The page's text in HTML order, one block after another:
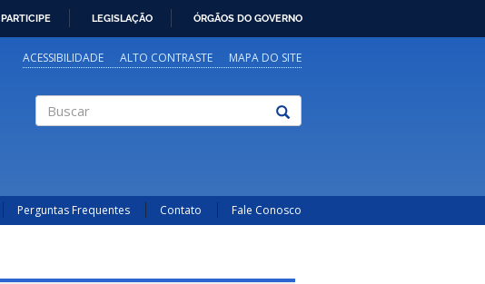
PARTICIPE LEGISLAÇÃO ÓRGÃOS DO GOVERNO
ACESSIBILIDADE ALTO CONTRASTE MAPA DO SITE
Perguntas Frequentes Contato Fale Conosco